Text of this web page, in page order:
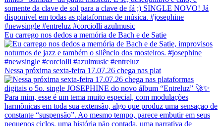
Eu carrego nos dedos a memória de Bach e de Satie
Nessa próxima sexta-feira 17.07.26 chega nas plat